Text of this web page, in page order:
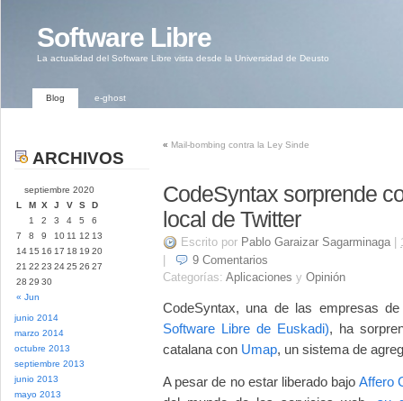
Software Libre
La actualidad del Software Libre vista desde la Universidad de Deusto
Blog e-ghost
ARCHIVOS
septiembre 2020
L
M X J V S D
« Jun
1 2 3 4 5
6
7
8 9 10 11 12 13
14 15 16 17 18 19 20
21 22 23 2425 26 27
28 29 30
junio 2014
marzo 2014
octubre 2013
septiembre 2013
junio 2013
mayo 2013
« Mail-bombing contra la Ley Sinde
CodeSyntax sorprende
local de Twitter
Escrito por Pablo Garaizar Sagarminaga
9 Comentarios
Categorías: Aplicaciones y Opinión
CodeSyntax, una de las empresas
Software Libre de Euskadi), ha
catalana con Umap, un sistema de
A pesar de no estar liberado bajo Affero